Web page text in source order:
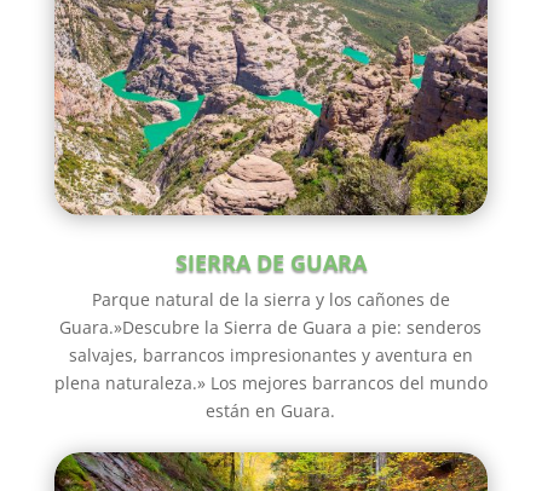
SIERRA DE GUARA
Parque natural de la sierra y los cañones de
Guara.»Descubre la Sierra de Guara a pie: senderos
salvajes, barrancos impresionantes y aventura en
plena naturaleza.» Los mejores barrancos del mundo
están en Guara.